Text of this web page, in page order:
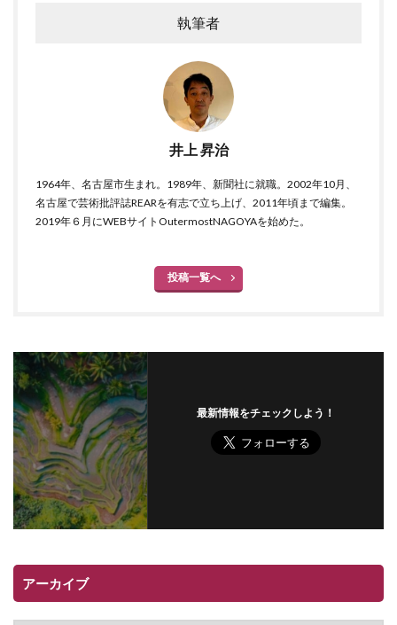
執筆者
井上 昇治
1964年、名古屋市生まれ。1989年、新聞社に就職。2002年10月、
名古屋で芸術批評誌REARを有志で立ち上げ、2011年頃まで編集。
2019年６月にWEBサイトOutermostNAGOYAを始めた。
投稿一覧へ
最新情報をチェックしよう！
アーカイブ